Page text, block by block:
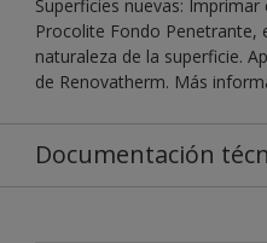
Superficies nuevas:
Procolite Fondo Penetrante,
naturaleza de la superficie.
de Renovatherm. Más
Documentación